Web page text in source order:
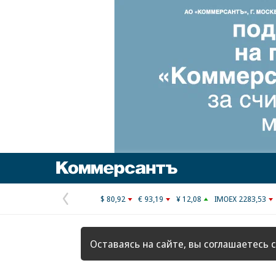
Предыдущая
страница
$ 80,92 € 93,19 ¥ 12,08 IMOEX 2283,53
Оставаясь на сайте, вы соглашаетесь с